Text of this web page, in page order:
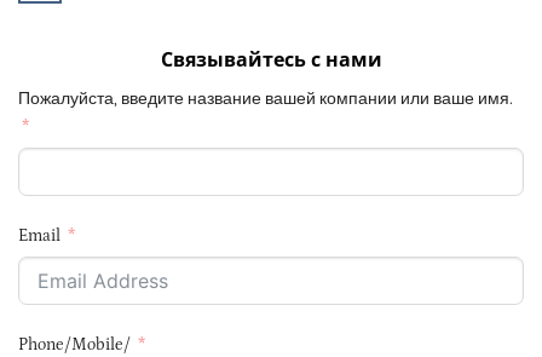
Связывайтесь с нами
Пожалуйста, введите название вашей компании или ваше имя.
Email
Phone/Mobile/